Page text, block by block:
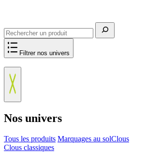
Filtrer nos univers
Nos univers
Tous les produits Marquages au solClous
Clous classiques